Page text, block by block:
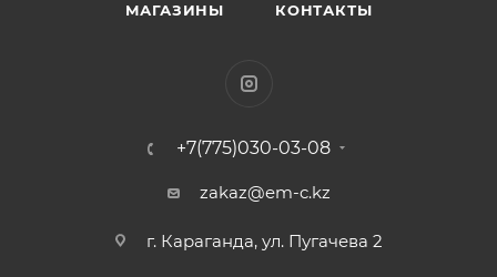
МАГАЗИНЫ КОНТАКТЫ
+7(775)030-03-08
zakaz@em-c.kz
г. Караганда, ул. Пугачева 2